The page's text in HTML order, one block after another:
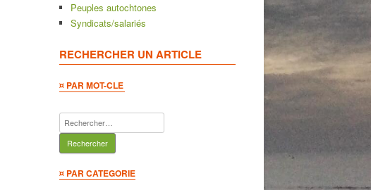
Peuples autochtones
Syndicats/salariés
RECHERCHER UN ARTICLE
¤ PAR MOT-CLE
Rechercher :
¤ PAR CATEGORIE